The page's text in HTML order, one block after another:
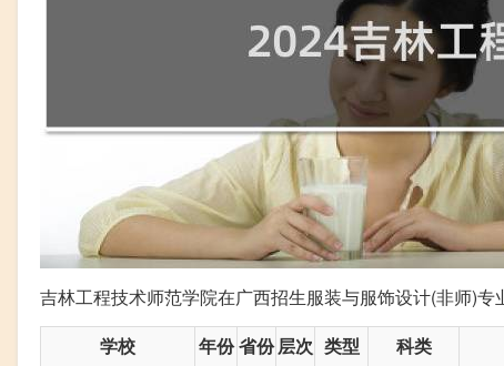
吉林工程技术师范学院在广西招生服装与服饰设计(非师)专
学校
年份省份 层次 类型 科类